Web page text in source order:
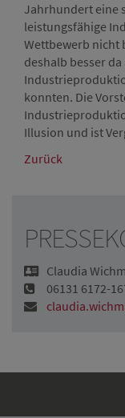
Jahrhundert eine
leistungsfähige
Wettbewerb nicht
deshalb besser
konnten. Die
Illusion und ist
Zurück
Claudia
06131 6172-